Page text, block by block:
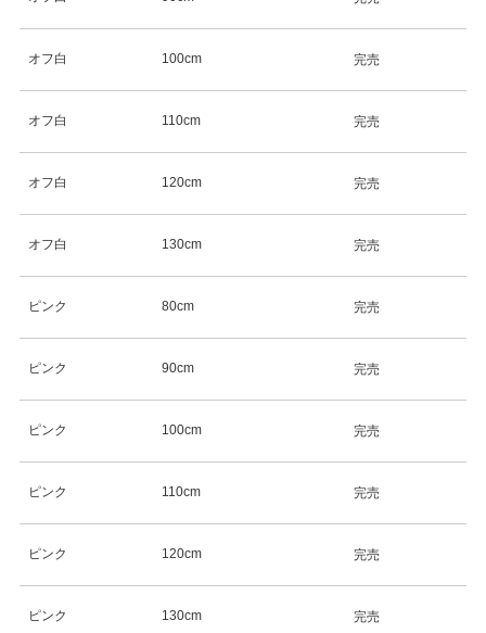
オフ白 100cm 完売
オフ白 110cm 完売
オフ白 120cm 完売
オフ白 130cm 完売
ピンク 80cm 完売
ピンク 90cm 完売
ピンク 100cm 完売
ピンク 110cm 完売
ピンク 120cm 完売
ピンク 130cm 完売